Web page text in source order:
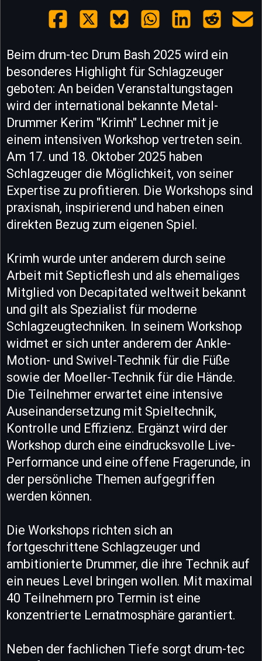
Beim drum-tec Drum Bash 2025 wird ein
besonderes Highlight für Schlagzeuger
geboten: An beiden Veranstaltungstagen
wird der international bekannte Metal-
Drummer Kerim "Krimh" Lechner mit je
einem intensiven Workshop vertreten sein.
Am 17. und 18. Oktober 2025 haben
Schlagzeuger die Möglichkeit, von seiner
Expertise zu profitieren. Die Workshops sind
praxisnah, inspirierend und haben einen
direkten Bezug zum eigenen Spiel.
Krimh wurde unter anderem durch seine
Arbeit mit Septicflesh und als ehemaliges
Mitglied von Decapitated weltweit bekannt
und gilt als Spezialist für moderne
Schlagzeugtechniken. In seinem Workshop
widmet er sich unter anderem der Ankle-
Motion- und Swivel-Technik für die Füße
sowie der Moeller-Technik für die Hände.
Die Teilnehmer erwartet eine intensive
Auseinandersetzung mit Spieltechnik,
Kontrolle und Effizienz. Ergänzt wird der
Workshop durch eine eindrucksvolle Live-
Performance und eine offene Fragerunde, in
der persönliche Themen aufgegriffen
werden können.
Die Workshops richten sich an
fortgeschrittene Schlagzeuger und
ambitionierte Drummer, die ihre Technik auf
ein neues Level bringen wollen. Mit maximal
40 Teilnehmern pro Termin ist eine
konzentrierte Lernatmosphäre garantiert.
Neben der fachlichen Tiefe sorgt drum-tec